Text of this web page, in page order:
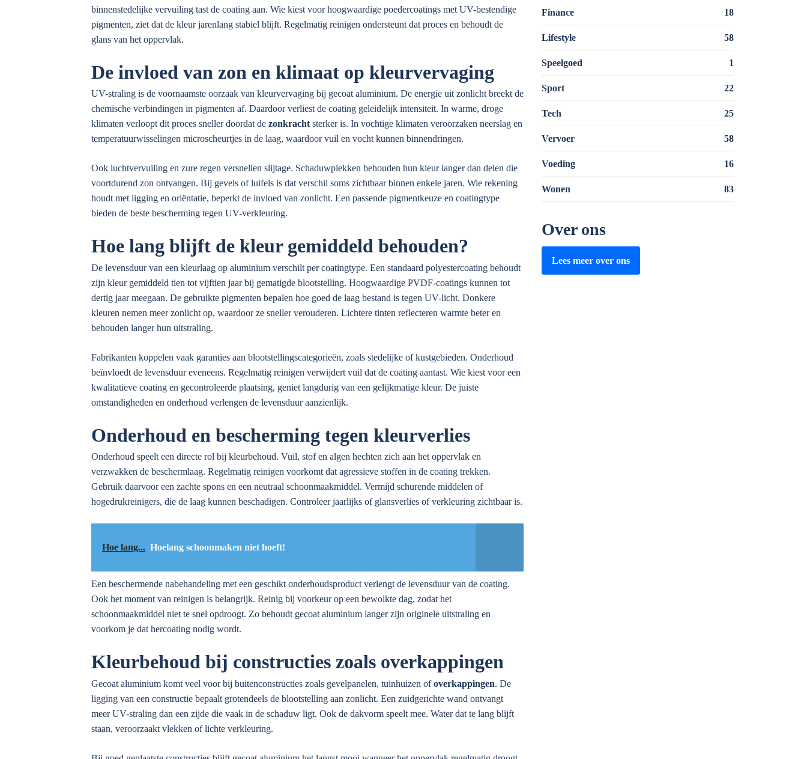
binnenstedelijke vervuiling tast de coating aan. Wie kiest voor hoogwaardige poedercoatings met UV-bestendige
pigmenten, ziet dat de kleur jarenlang stabiel blijft. Regelmatig reinigen ondersteunt dat proces en behoudt de
glans van het oppervlak.
De invloed van zon en klimaat op kleurvervaging
UV-straling is de voornaamste oorzaak van kleurvervaging bij gecoat aluminium. De energie uit zonlicht breekt de
chemische verbindingen in pigmenten af. Daardoor verliest de coating geleidelijk intensiteit. In warme, droge
klimaten verloopt dit proces sneller doordat de zonkracht sterker is. In vochtige klimaten veroorzaken neerslag en
temperatuurwisselingen microscheurtjes in de laag, waardoor vuil en vocht kunnen binnendringen.
Ook luchtvervuiling en zure regen versnellen slijtage. Schaduwplekken behouden hun kleur langer dan delen die
voortdurend zon ontvangen. Bij gevels of luifels is dat verschil soms zichtbaar binnen enkele jaren. Wie rekening
houdt met ligging en oriëntatie, beperkt de invloed van zonlicht. Een passende pigmentkeuze en coatingtype
bieden de beste bescherming tegen UV-verkleuring.
Hoe lang blijft de kleur gemiddeld behouden?
De levensduur van een kleurlaag op aluminium verschilt per coatingtype. Een standaard polyestercoating behoudt
zijn kleur gemiddeld tien tot vijftien jaar bij gematigde blootstelling. Hoogwaardige PVDF-coatings kunnen tot
dertig jaar meegaan. De gebruikte pigmenten bepalen hoe goed de laag bestand is tegen UV-licht. Donkere
kleuren nemen meer zonlicht op, waardoor ze sneller verouderen. Lichtere tinten reflecteren warmte beter en
behouden langer hun uitstraling.
Fabrikanten koppelen vaak garanties aan blootstellingscategorieën, zoals stedelijke of kustgebieden. Onderhoud
beïnvloedt de levensduur eveneens. Regelmatig reinigen verwijdert vuil dat de coating aantast. Wie kiest voor een
kwalitatieve coating en gecontroleerde plaatsing, geniet langdurig van een gelijkmatige kleur. De juiste
omstandigheden en onderhoud verlengen de levensduur aanzienlijk.
Onderhoud en bescherming tegen kleurverlies
Onderhoud speelt een directe rol bij kleurbehoud. Vuil, stof en algen hechten zich aan het oppervlak en
verzwakken de beschermlaag. Regelmatig reinigen voorkomt dat agressieve stoffen in de coating trekken.
Gebruik daarvoor een zachte spons en een neutraal schoonmaakmiddel. Vermijd schurende middelen of
hogedrukreinigers, die de laag kunnen beschadigen. Controleer jaarlijks of glansverlies of verkleuring zichtbaar is.
Hoe lang... Hoelang schoonmaken niet hoeft!
Een beschermende nabehandeling met een geschikt onderhoudsproduct verlengt de levensduur van de coating.
Ook het moment van reinigen is belangrijk. Reinig bij voorkeur op een bewolkte dag, zodat het
schoonmaakmiddel niet te snel opdroogt. Zo behoudt gecoat aluminium langer zijn originele uitstraling en
voorkom je dat hercoating nodig wordt.
Kleurbehoud bij constructies zoals overkappingen
Gecoat aluminium komt veel voor bij buitenconstructies zoals gevelpanelen, tuinhuizen ofoverkappingen. De
ligging van een constructie bepaalt grotendeels de blootstelling aan zonlicht. Een zuidgerichte wand ontvangt
meer UV-straling dan een zijde die vaak in de schaduw ligt. Ook de dakvorm speelt mee. Water dat te lang blijft
staan, veroorzaakt vlekken of lichte verkleuring.
Finance 18
Lifestyle 58
Speelgoed 1
Sport 22
Tech 25
Vervoer 58
Voeding 16
Wonen 83
Over ons
Lees meer over ons